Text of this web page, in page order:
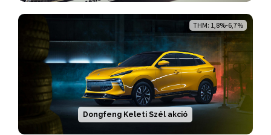
THM: 1,8%-6,7%
Dongfeng Keleti Szél akció